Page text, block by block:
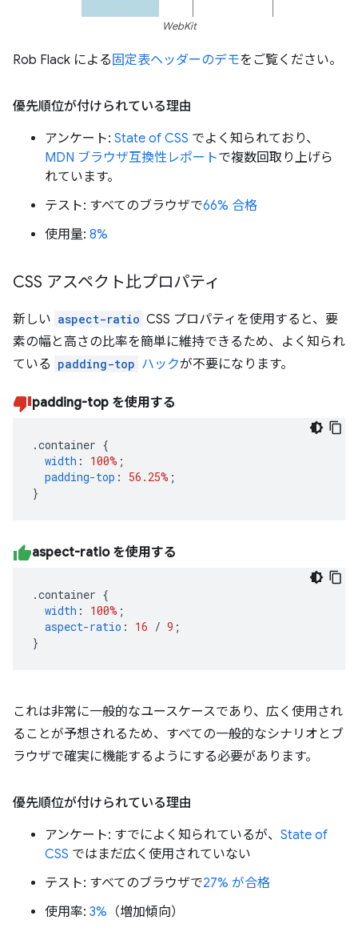
WebKit
Rob Flack による 固定表ヘッダーのデモをご覧ください。
優先順位が付けられている理由
アンケート: State of CSS でよく知られており、
MDN ブラウザ互換性レポートで複数回取り上げら
れています。
テスト: すべてのブラウザで66% 合格
使用量: 8%
CSS アスペクト比プロパティ
新しい aspect-ratio CSS プロパティを使用すると、要
素の幅と高さの比率を簡単に維持できるため、よく知られ
ている padding-top ハックが不要になります。
padding-top を使用する
.container {
width : 100% ;
padding-top : 56.25% ;
}
aspect-ratio を使用する
.container {
width : 100% ;
aspect-ratio : 16 / 9 ;
}
これは非常に一般的なユースケースであり、広く使用され
ることが予想されるため、すべての一般的なシナリオとブ
ラウザで確実に機能するようにする必要があります。
優先順位が付けられている理由
アンケート: すでによく知られているが、 State of
CSS ではまだ広く使用されていない
テスト: すべてのブラウザで27% が合格
使用率: 3% （増加傾向）